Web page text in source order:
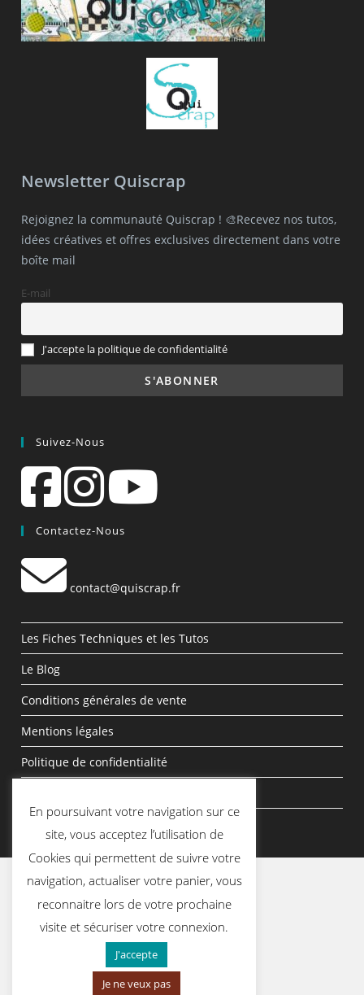
Newsletter Quiscrap
Rejoignez la communauté Quiscrap ! 🎨Recevez nos tutos,
idées créatives et offres exclusives directement dans votre
boîte mail
E-mail
J'accepte la politique de confidentialité
Suivez-Nous
Contactez-Nous
contact@quiscrap.fr
Les Fiches Techniques et les Tutos
Le Blog
Conditions générales de vente
Mentions légales
Politique de confidentialité
En poursuivant votre navigation sur ce
site, vous acceptez l’utilisation de
Cookies qui permettent de suivre votre
navigation, actualiser votre panier, vous
reconnaitre lors de votre prochaine
visite et sécuriser votre connexion.
J'accepte
Je ne veux pas